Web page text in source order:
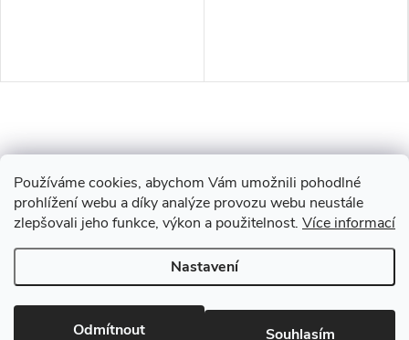
Používáme cookies, abychom Vám umožnili pohodlné
prohlížení webu a díky analýze provozu webu neustále
zlepšovali jeho funkce, výkon a použitelnost. Více informací
Nastavení
Odmítnout Souhlasím
Z
á
Drevobis Horoměřice. Všechna práva vyhrazena.
nastavení cookies